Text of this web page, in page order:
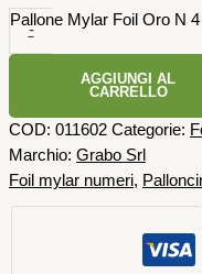
-
Pallone Mylar Foil Oro N
AGGIUNGI AL
CARRELLO
COD: 011602 Categorie:
Marchio: Grabo Srl
Foil mylar numeri,